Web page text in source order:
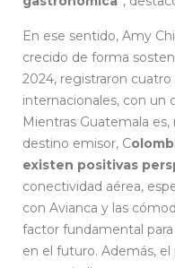
En ese sentido, Amy
crecido de forma
2024, registraron
internacionales, con un
Mientras Guatemala
destino emisor, C
existen positivas
conectividad aérea,
con Avianca y las
factor fundamental
en el futuro. Además,